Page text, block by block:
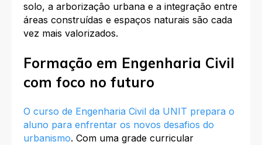
solo, a arborização urbana e a integração entre
áreas construídas e espaços naturais são cada
vez mais valorizados.
Formação em Engenharia Civil
com foco no futuro
O curso de Engenharia Civil da UNIT prepara o
aluno para enfrentar os novos desafios do
urbanismo. Com uma grade curricular